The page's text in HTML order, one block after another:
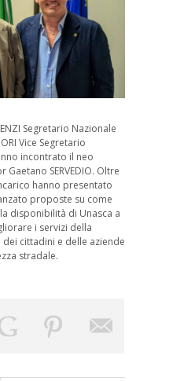
Segretario Nazionale
Vice Segretario
incontrato il neo
SERVEDIO. Oltre
hanno presentato
proposte su come
disponibilità di Unasca a
i servizi della
cittadini e delle aziende
stradale.